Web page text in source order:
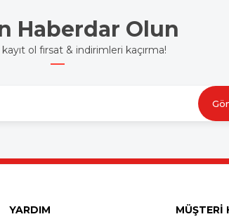
Haberdar Olun
ol fırsat & indirimleri kaçırma!
YARDIM MÜŞTERİ